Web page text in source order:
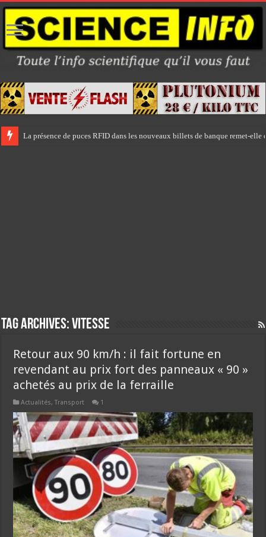
La présence de puces RFID dans les nouveaux billets de banque remet-
Tag Archives:vitesse
Retour aux 90 km/h : il fait fortune en
revendant au prix fort des panneaux « 90 »
achetés au prix de la ferraille
Actualités,Transport 1